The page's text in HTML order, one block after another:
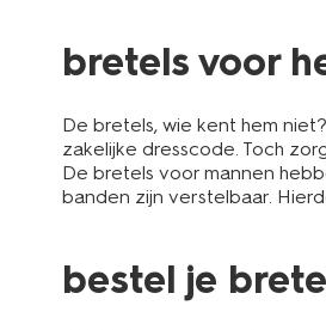
bretels voor
De bretels, wie kent hem
zakelijke dresscode. Toch
De bretels voor mannen
banden zijn verstelbaar.
bestel je